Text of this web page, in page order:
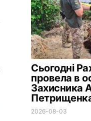
Сьогодні
провела в
Захисника
2026-08-03